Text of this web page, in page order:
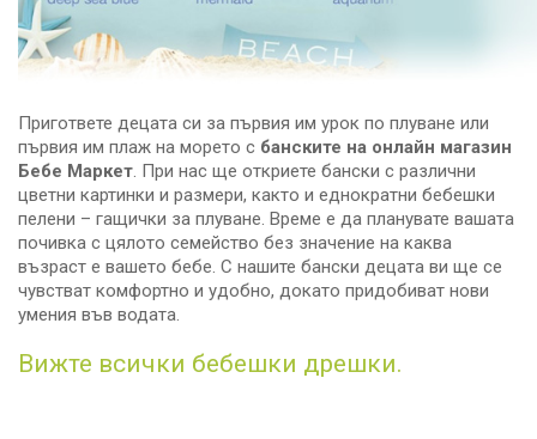
Пригответе децата си за първия им урок по плуване или
първия им плаж на морето с банските на онлайн магазин
Бебе Маркет. При нас ще откриете бански с различни
цветни картинки и размери, както и еднократни бебешки
пелени – гащички за плуване. Време е да планувате вашата
почивка с цялото семейство без значение на каква
възраст е вашето бебе. С нашите бански децата ви ще се
чувстват комфортно и удобно, докато придобиват нови
умения във водата.
Вижте всички бебешки дрешки.